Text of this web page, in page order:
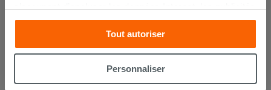
et les réseaux sociaux. Lesdits partenaires pourraient
combiner ces informations avec d’autres que vous leur
avez fournies ou qu’ils ont recueillies à partir de votre
utilisation sur leurs services. Si vous souhaitez en savoir
Tout autoriser
Personnaliser
5,59 €